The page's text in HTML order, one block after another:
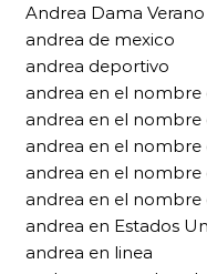
Andrea Dama Verano
andrea de mexico
andrea deportivo
andrea en el nombre
andrea en el nombre
andrea en el nombre
andrea en el nombre
andrea en el nombre
andrea en Estados
andrea en linea